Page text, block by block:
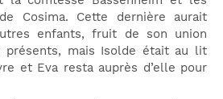
Cosima. Cette dernière aurait
enfants, fruit de son union
présents, mais Isolde était au lit
et Eva resta auprès d’elle pour